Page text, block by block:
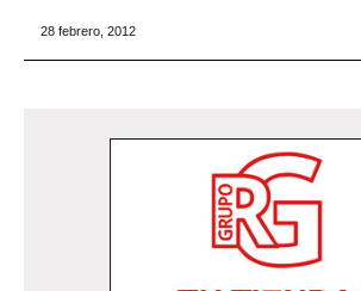
28 febrero, 2012